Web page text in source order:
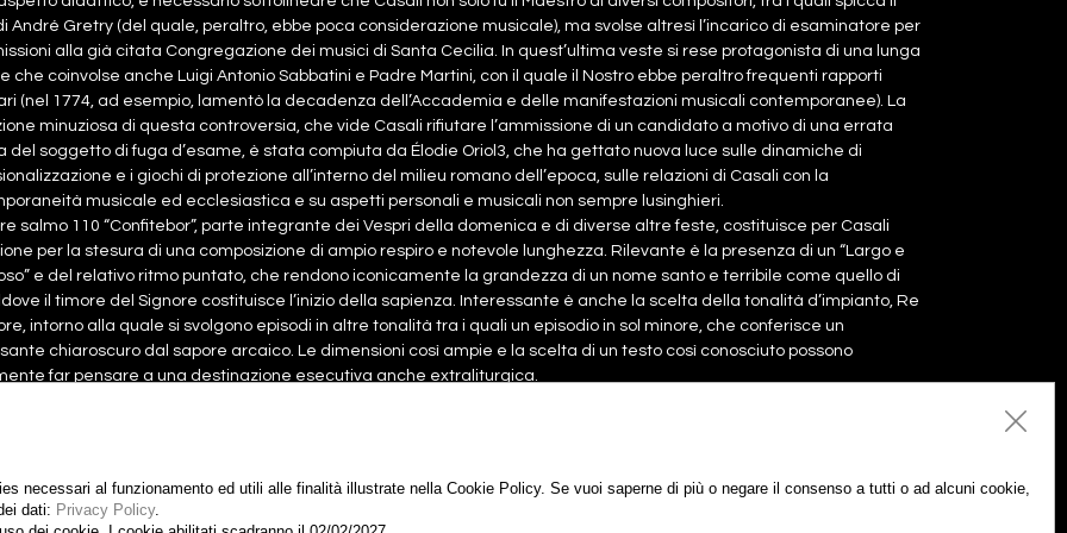
André Gretry (del quale, peraltro, ebbe poca considerazione musicale), ma svolse altresì l’incarico di esaminatore per
alla già citata Congregazione dei musici di Santa Cecilia. In quest’ultima veste si rese protagonista di una lunga
che coinvolse anche Luigi Antonio Sabbatini e Padre Martini, con il quale il Nostro ebbe peraltro frequenti rapporti
(nel 1774, ad esempio, lamentò la decadenza dell’Accademia e delle manifestazioni musicali contemporanee). La
minuziosa di questa controversia, che vide Casali rifiutare l’ammissione di un candidato a motivo di una errata
del soggetto di fuga d’esame, è stata compiuta da Élodie Oriol3, che ha gettato nuova luce sulle dinamiche di
e i giochi di protezione all’interno del milieu romano dell’epoca, sulle relazioni di Casali con la
musicale ed ecclesiastica e su aspetti personali e musicali non sempre lusinghieri.
salmo 110 “Confitebor”, parte integrante dei Vespri della domenica e di diverse altre feste, costituisce per Casali
per la stesura di una composizione di ampio respiro e notevole lunghezza. Rilevante è la presenza di un “Largo e
e del relativo ritmo puntato, che rendono iconicamente la grandezza di un nome santo e terribile come quello di
il timore del Signore costituisce l’inizio della sapienza. Interessante è anche la scelta della tonalità d’impianto, Re
intorno alla quale si svolgono episodi in altre tonalità tra i quali un episodio in sol minore, che conferisce un
chiaroscuro dal sapore arcaico. Le dimensioni così ampie e la scelta di un testo così conosciuto possono
far pensare a una destinazione esecutiva anche extraliturgica.
7,00€ Aggiungi al carrello
necessari al funzionamento ed utili alle finalità illustrate nella Cookie Policy. Se vuoi saperne di più o negare il consenso a tutti o ad alcuni cookie,
dati: Privacy Policy.